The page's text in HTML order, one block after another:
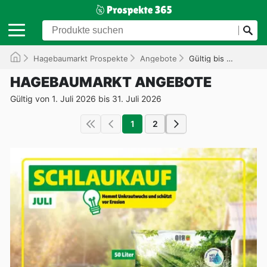
Hagebaumarkt Prospekte Angebote Gültig bis 31.07.2026
HAGEBAUMARKT ANGEBOTE
Gültig von 1. Juli 2026 bis 31. Juli 2026
1 2